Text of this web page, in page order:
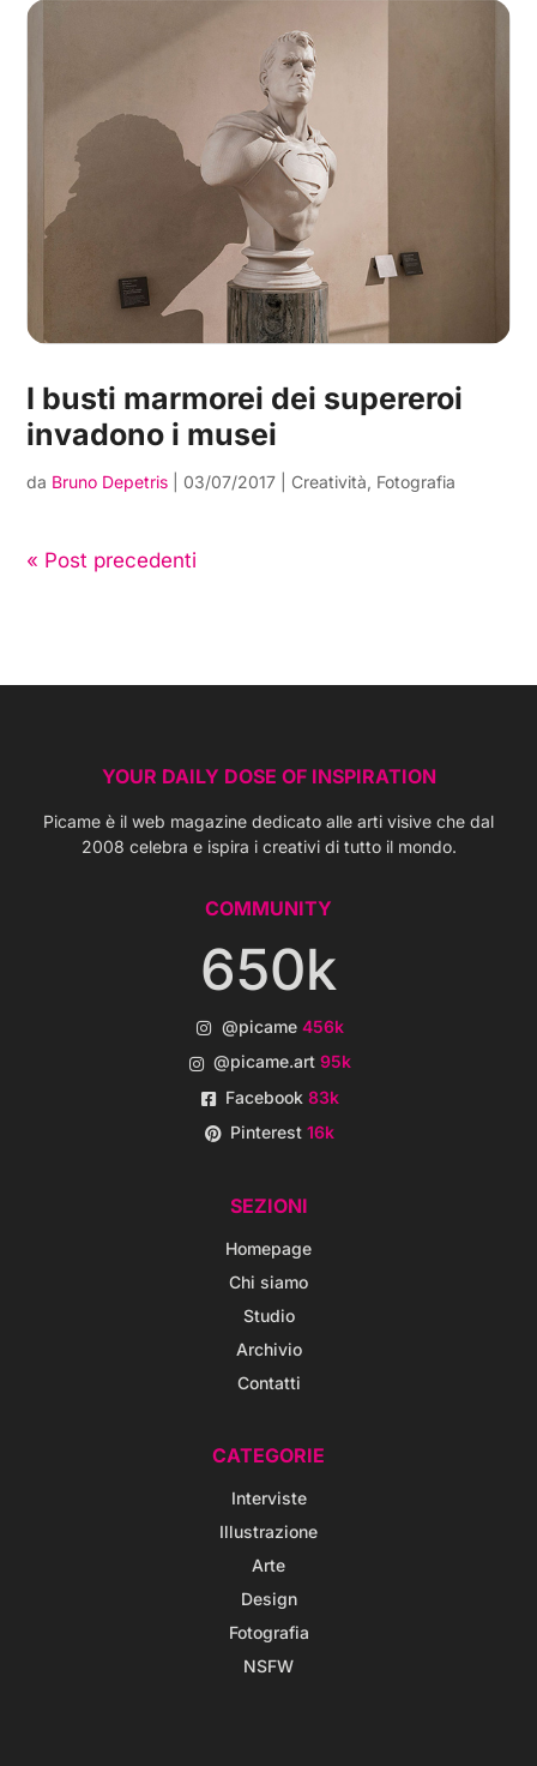
I busti marmorei dei supereroi
invadono i musei
da Bruno Depetris 03/07/2017 Creatività, Fotografia
« Post precedenti
YOUR DAILY DOSE OF INSPIRATION
Picame è il web magazine dedicato alle arti visive che dal
2008 celebra e ispira i creativi di tutto il mondo.
COMMUNITY
650k
@picame 456k
@picame.art95k
Facebook83k
Pinterest16k
SEZIONI
Homepage
Chi siamo
Studio
Archivio
Contatti
CATEGORIE
Interviste
Illustrazione
Arte
Design
Fotografia
NSFW